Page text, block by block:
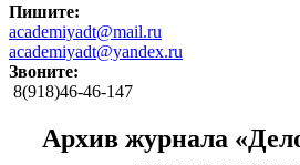
Пишите:
academiyadt@mail.ru
academiyadt@yandex.ru
Звоните:
8(918)46-46-147
Архив журнала